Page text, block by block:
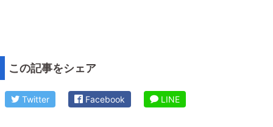
この記事をシェア
Twitter Facebook LINE